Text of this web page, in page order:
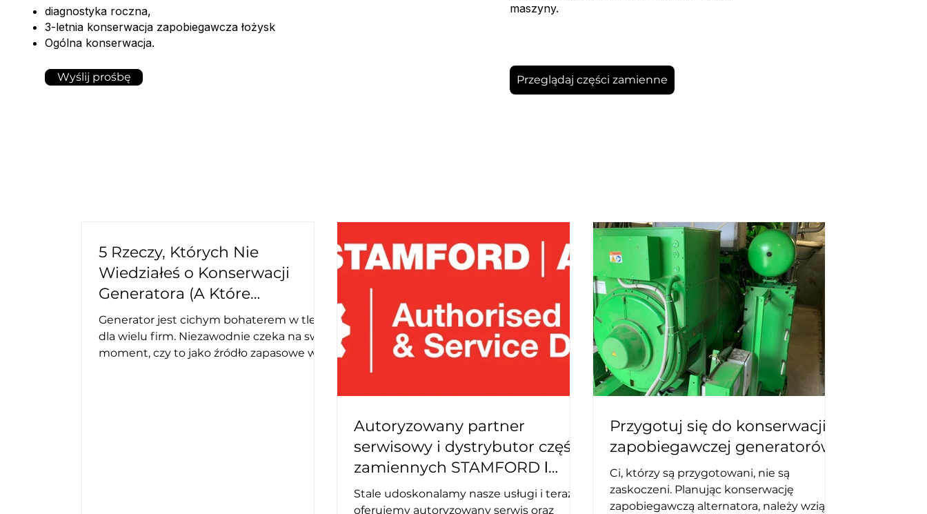
diagnostyka roczna,
3-letnia konserwacja zapobiegawcza łożysk
Ogólna konserwacja.
Wyślij prośbę
maszyny.
Przeglądaj części zamienne
5 Rzeczy, Których Nie
Wiedziałeś o Konserwacji
Generatora (A Które
Zaoszczędzą Ci Czas i
Pieniądze)
Generator jest cichym bohaterem w tle
dla wielu firm. Niezawodnie czeka na swój
moment, czy to jako źródło zapasowe w
Autoryzowany partner
serwisowy i dystrybutor części
zamiennych STAMFORD ǀ
AvK™
Stale udoskonalamy nasze usługi i teraz
oferujemy autoryzowany serwis oraz
Przygotuj się do konserwacji
zapobiegawczej generatorów
Ci, którzy są przygotowani, nie są
zaskoczeni. Planując konserwację
zapobiegawczą alternatora, należy wziąć